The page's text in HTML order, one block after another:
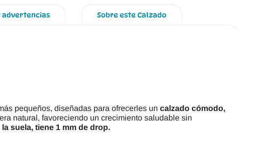
advertencias Sobre este Calzado
pequeños, diseñadas para ofrecerles un calzado cómodo,
natural, favoreciendo un crecimiento saludable sin
suela, tiene 1 mm de drop.